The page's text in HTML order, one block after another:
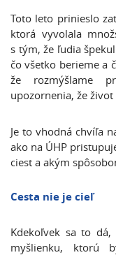
Toto leto prinieslo
ktorá vyvolala
s tým, že ľudia
čo všetko berieme a
že rozmýšlame
upozornenia, že
Je to vhodná chvíľa
ako na ÚHP
ciest a akým
Cesta nie je cieľ
Kdekoľvek sa to dá,
myšlienku, ktorú